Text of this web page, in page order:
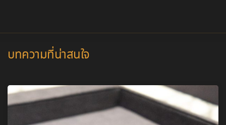
Louis Moinet : Independent Brand ที่เปี่ยม
ด้วย Passion